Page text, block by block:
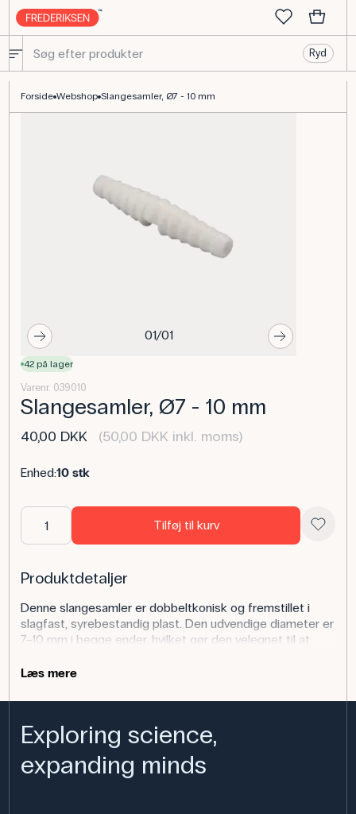
Ryd
Forside Webshop Slangesamler, Ø7 - 10 mm
01/01
42 på lager
Varenr. 039010
Slangesamler, Ø7 - 10 mm
40,00 DKK (50,00 DKK inkl. moms)
Enhed:10 stk
Tilføj til kurv
Produktdetaljer
Denne slangesamler er dobbeltkonisk og fremstillet i
slagfast, syrebestandig plast. Den udvendige diameter er
7–10 mm i begge ender, hvilket gør den velegnet til at
tæt måde.
Anvendelse af produktet
I naturfagsundervisningen kan slangesamleren bruges i
forsøgsopstillinger, hvor væsker eller gasser skal ledes
Læs mere
Exploring science,
expanding minds